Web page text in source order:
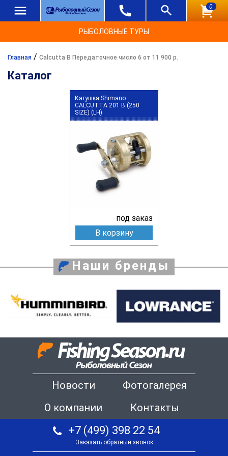
0
РЫБОЛОВНЫЕ ТУРЫ
Главная / Calcutta B Передаточное число 6 от 11 900 р.
Каталог
Катушка Shimano
CALCUTTA 201 B (250
SIZE) (LH)
под заказ
В корзину
Наши бренды
Новости
Фотогалерея
О компании
Контакты
+7 (499) 398 22 54
Заказать обратный звонок